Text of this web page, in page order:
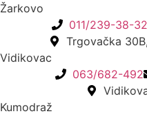
Skočite
Žarkovo
011/239-38-32
Trgovačka
Vidikovac
063/682-492
Kumodraž